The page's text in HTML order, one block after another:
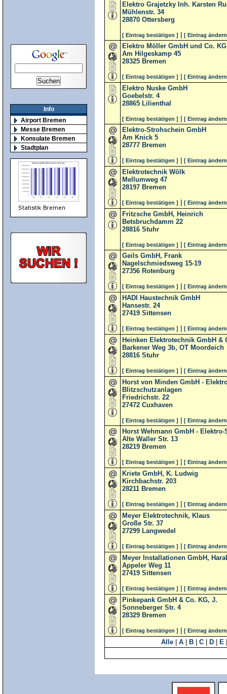
Info
Airport Bremen
Messe Bremen
Konsulate Bremen
Stadtplan
Elektro Grajetzky Inh. Karsten
Mühlenstr. 34
28870 Ottersberg
[ Eintrag bestätigen ] [ Eintrag
Elektro Möller GmbH und Co. KG
Am Hilgeskamp 45
28325 Bremen
[ Eintrag bestätigen ] [ Eintrag
Elektro Nuske GmbH
Goebelstr. 4
28865 Lilienthal
[ Eintrag bestätigen ] [ Eintrag
Elektro-Strohschein GmbH
Am Knick 5
28777 Bremen
[ Eintrag bestätigen ] [ Eintrag
Elektrotechnik Wölk
Mellumweg 47
28197 Bremen
[ Eintrag bestätigen ] [ Eintrag
Fritzsche GmbH, Heinrich
Betsbruchdamm 22
28816 Stuhr
[ Eintrag bestätigen ] [ Eintrag
Geils GmbH, Frank
Nagelschmiedsweg 15-19
27356 Rotenburg
[ Eintrag bestätigen ] [ Eintrag
HADI Haustechnik GmbH
Hansestr. 24
27419 Sittensen
[ Eintrag bestätigen ] [ Eintrag
Heinken Elektrotechnik GmbH &
Barkener Weg 3b, OT Moordeich
28816 Stuhr
[ Eintrag bestätigen ] [ Eintrag
Horst von Minden GmbH -
Blitzschutzanlagen
Friedrichstr. 22
27472 Cuxhaven
[ Eintrag bestätigen ] [ Eintrag
Horst Wehmann GmbH -
Alte Waller Str. 13
28219 Bremen
[ Eintrag bestätigen ] [ Eintrag
Kriete GmbH, K. Ludwig
Kirchbachstr. 203
28211 Bremen
[ Eintrag bestätigen ] [ Eintrag
Meyer Elektrotechnik, Klaus
Große Str. 37
27299 Langwedel
[ Eintrag bestätigen ] [ Eintrag
Meyer Installationen GmbH,
Appeler Weg 11
27419 Sittensen
[ Eintrag bestätigen ] [ Eintrag
Pinkepank GmbH & Co. KG, J.
Sonneberger Str. 4
28329 Bremen
[ Eintrag bestätigen ] [ Eintrag
Alle A B C D E